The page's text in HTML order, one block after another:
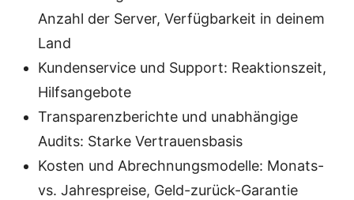
Anzahl der Server, Verfügbarkeit in deinem
Land
Kundenservice und Support: Reaktionszeit,
Hilfsangebote
Transparenzberichte und unabhängige
Audits: Starke Vertrauensbasis
Kosten und Abrechnungsmodelle: Monats-
vs. Jahrespreise, Geld-zurück-Garantie